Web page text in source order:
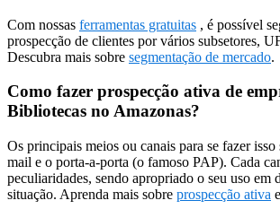
Com nossas ferramentas gratuitas , é possível
prospecção de clientes por vários subsetores,
Descubra mais sobre segmentação de mercado.
Como fazer prospecção ativa de
Bibliotecas no Amazonas?
Os principais meios ou canais para se fazer
mail e o porta-a-porta (o famoso PAP). Cada
peculiaridades, sendo apropriado o seu uso em
situação. Aprenda mais sobre prospecção ativa